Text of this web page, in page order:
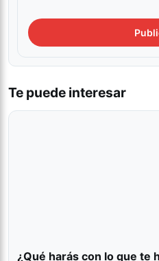
Te puede interesar
¿Qué harás con lo que te